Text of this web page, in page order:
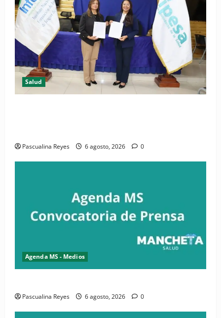
Salud
Pascualina Reyes 6 agosto, 2026 0
Agenda MS - Medios
Pascualina Reyes 6 agosto, 2026 0